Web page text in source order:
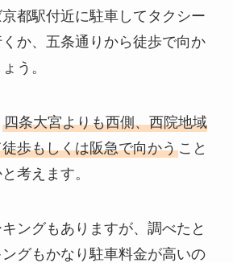
都駅付近に駐車してタクシー
か、五条通りから徒歩で向か
う。
四条大宮よりも西側、西院地域
歩もしくは阪急で向かうこと
考えます。
ングもありますが、調べたと
グもかなり駐車料金が高いの